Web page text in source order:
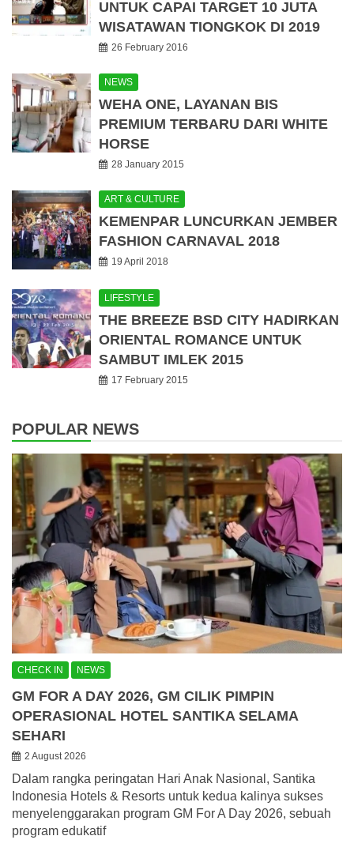
UNTUK CAPAI TARGET 10 JUTA
WISATAWAN TIONGKOK DI 2019
26 February 2016
NEWS
WEHA ONE, LAYANAN BIS
PREMIUM TERBARU DARI WHITE
HORSE
28 January 2015
ART & CULTURE
KEMENPAR LUNCURKAN JEMBER
FASHION CARNAVAL 2018
19 April 2018
LIFESTYLE
THE BREEZE BSD CITY HADIRKAN
ORIENTAL ROMANCE UNTUK
SAMBUT IMLEK 2015
17 February 2015
POPULAR NEWS
CHECK IN NEWS
GM FOR A DAY 2026, GM CILIK PIMPIN
OPERASIONAL HOTEL SANTIKA SELAMA
SEHARI
2 August 2026
Dalam rangka peringatan Hari Anak Nasional, Santika
Indonesia Hotels & Resorts untuk kedua kalinya sukses
menyelenggarakan program GM For A Day 2026, sebuah
program edukatif